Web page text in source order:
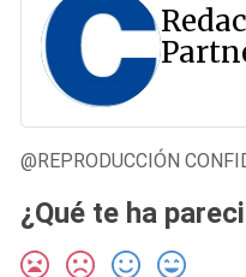
@REPRODUCCIÓN
¿Qué te ha